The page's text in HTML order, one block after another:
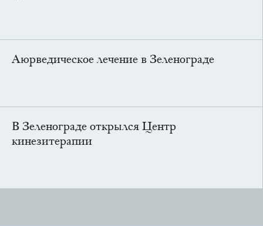
Аюрведическое лечение в Зеленограде
В Зеленограде открылся Центр
кинезитерапии